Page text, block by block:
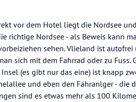
vor dem Hotel liegt die Nordsee
richtige Nordsee - als Beweis kann
sehen. Vlieland ist
sich mit dem Fahrrad oder zu
(es gibt nur das eine) ist knapp
und eben den Fähranlger -
sind es etwas mehr als 100